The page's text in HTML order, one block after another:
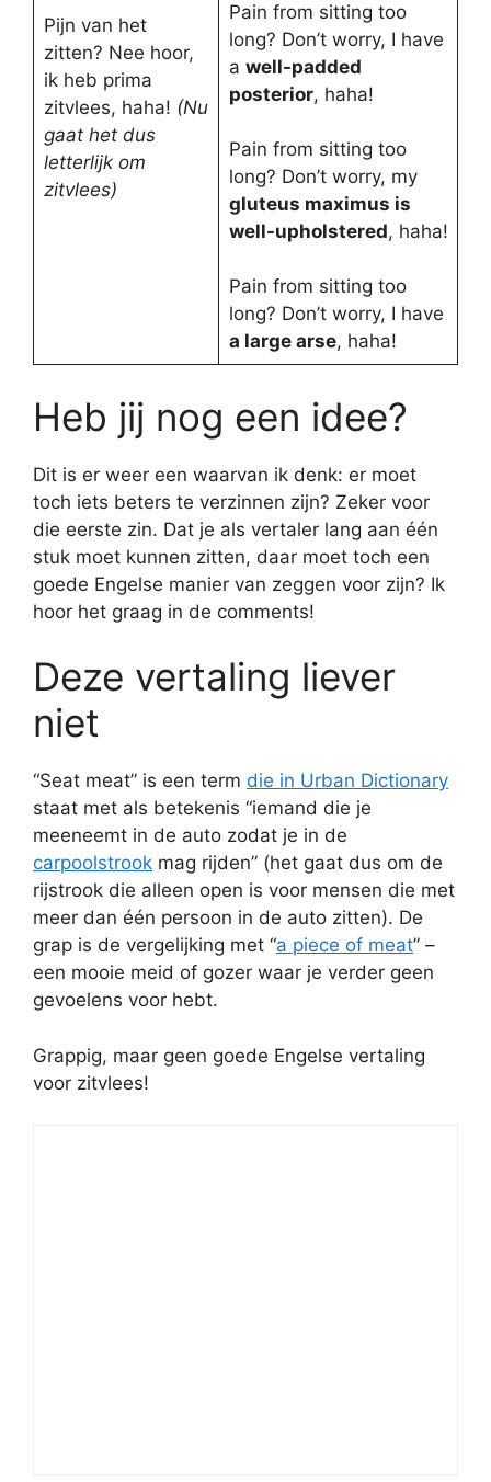
Pijn van het
zitten? Nee hoor,
ik heb prima
zitvlees, haha! (Nu
gaat het dus
letterlijk om
zitvlees)
Pain from sitting too
long? Don’t worry, I have
a well-padded
posterior, haha!
Pain from sitting too
long? Don’t worry, my
gluteus maximus is
well-upholstered, haha!
Pain from sitting too
long? Don’t worry, I have
a large arse, haha!
Heb jij nog een idee?
Dit is er weer een waarvan ik denk: er moet
toch iets beters te verzinnen zijn? Zeker voor
die eerste zin. Dat je als vertaler lang aan één
stuk moet kunnen zitten, daar moet toch een
goede Engelse manier van zeggen voor zijn? Ik
hoor het graag in de comments!
Deze vertaling liever
niet
“Seat meat” is een term die in Urban Dictionary
staat met als betekenis “iemand die je
meeneemt in de auto zodat je in de
carpoolstrook mag rijden” (het gaat dus om de
rijstrook die alleen open is voor mensen die met
meer dan één persoon in de auto zitten). De
grap is de vergelijking met “a piece of meat” –
een mooie meid of gozer waar je verder geen
gevoelens voor hebt.
Grappig, maar geen goede Engelse vertaling
voor zitvlees!